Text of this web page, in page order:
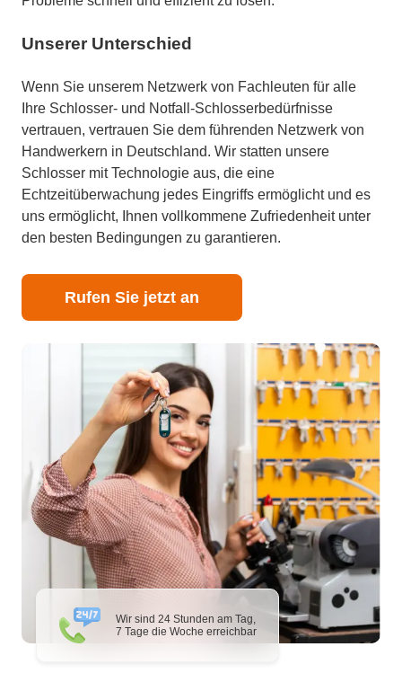
Wir sind 24 Stunden am Tag,
7 Tage die Woche erreichbar
Unserer Unterschied
Wenn Sie unserem Netzwerk von Fachleuten für alle
Ihre Schlosser- und Notfall-Schlosserbedürfnisse
vertrauen, vertrauen Sie dem führenden Netzwerk von
Handwerkern in Deutschland. Wir statten unsere
Schlosser mit Technologie aus, die eine
Echtzeitüberwachung jedes Eingriffs ermöglicht und es
uns ermöglicht, Ihnen vollkommene Zufriedenheit unter
den besten Bedingungen zu garantieren.
Rufen Sie jetzt an